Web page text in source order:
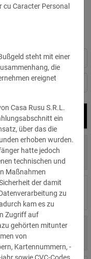
Empfänger
Privatperson
Wind Tre
cu Caracter Personal
steht mit einer
die
ereignet
Casa Rusu S.R.L.
ein
über das die
erhoben wurden.
hatte jedoch
technischen und
Maßnahmen
der damit
zu
kam es zu
Zugriff auf
gehörten mitunter
von
Kartennummern, -